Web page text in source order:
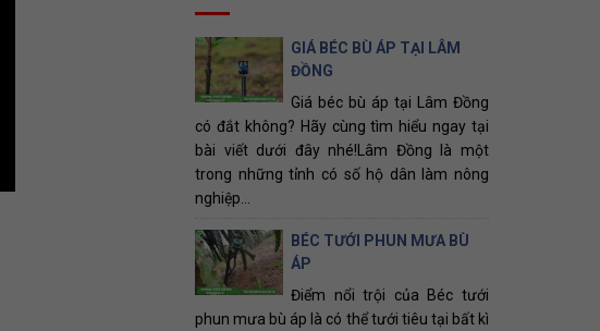
GIÁ BÉC BÙ ÁP TẠI LÂM
ĐỒNG
Giá béc bù áp tại Lâm Đồng
có đắt không? Hãy cùng tìm hiểu ngay tại
bài viết dưới đây nhé!Lâm Đồng là một
trong những tỉnh có số hộ dân làm nông
nghiệp...
BÉC TƯỚI PHUN MƯA BÙ
ÁP
Điểm nổi trội của Béc tưới
phun mưa bù áp là có thể tưới tiêu tại bất kì